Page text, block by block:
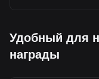
Удобный для
награды